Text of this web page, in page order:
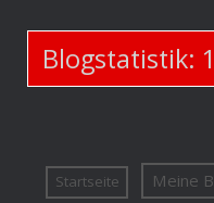
Blogstatistik:
Startseite Meine